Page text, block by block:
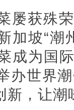
屡获殊
加坡“潮
成为国
办世界
新，让